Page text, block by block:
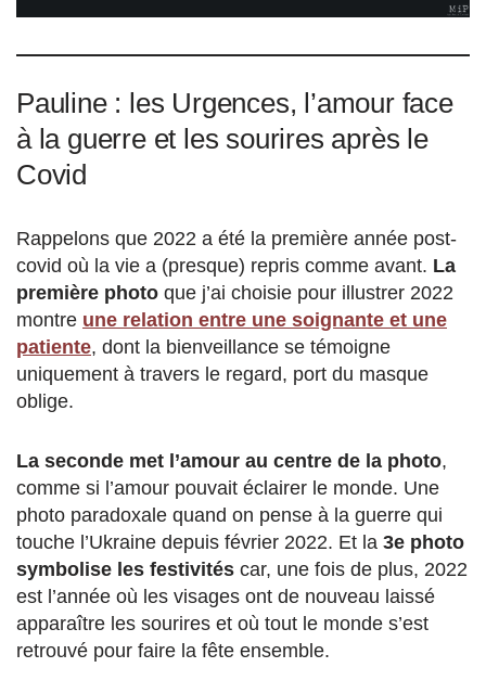
Pauline : les Urgences, l’amour face
à la guerre et les sourires après le
Covid
Rappelons que 2022 a été la première année post-
covid où la vie a (presque) repris comme avant. La
première photo que j’ai choisie pour illustrer 2022
montre une relation entre une soignante et une
patiente, dont la bienveillance se témoigne
uniquement à travers le regard, port du masque
oblige.
La seconde met l’amour au centre de la photo,
comme si l’amour pouvait éclairer le monde. Une
photo paradoxale quand on pense à la guerre qui
touche l’Ukraine depuis février 2022. Et la 3e photo
symbolise les festivités car, une fois de plus, 2022
est l’année où les visages ont de nouveau laissé
apparaître les sourires et où tout le monde s’est
retrouvé pour faire la fête ensemble.